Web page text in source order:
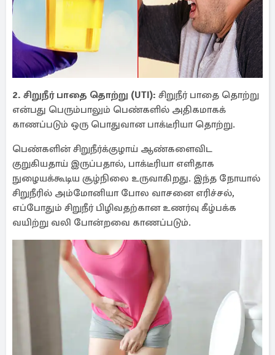
2. சிறுநீர் பாதை தொற்று (UTI): சிறுநீர் பாதை தொற்று
என்பது பெரும்பாலும் பெண்களில் அதிகமாகக்
காணப்படும் ஒரு பொதுவான பாக்டீரியா தொற்று.
பெண்களின் சிறுநீர்க்குழாய் ஆண்களைவிட
குறுகியதாய் இருப்பதால், பாக்டீரியா எளிதாக
நுழையக்கூடிய சூழ்நிலை உருவாகிறது. இந்த நோயால்
சிறுநீரில் அம்மோனியா போல வாசனை எரிச்சல்,
எப்போதும் சிறுநீர் பிழிவதற்கான உணர்வு கீழ்பக்க
வயிற்று வலி போன்றவை காணப்படும்.